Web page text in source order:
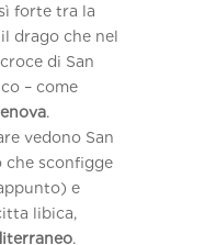
forte tra la
drago che nel
di San
– come
.
vedono San
che sconfigge
e
libica,
.